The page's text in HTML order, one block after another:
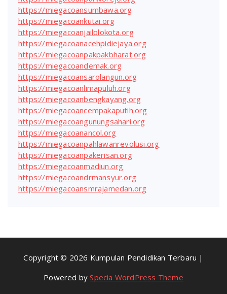
https://miegacoansumbawa.org
https://miegacoankutai.org
https://miegacoanjailolokota.org
https://miegacoanacehpidiejaya.org
https://miegacoanpakpakbharat.org
https://miegacoandemak.org
https://miegacoansarolangun.org
https://miegacoanlimapuluh.org
https://miegacoanbengkayang.org
https://miegacoancempakaputih.org
https://miegacoangunungsahari.org
https://miegacoanancol.org
https://miegacoanpahlawanrevolusi.org
https://miegacoanpakerisan.org
https://miegacoanmadiun.org
https://miegacoandrmansyur.org
https://miegacoansmrajamedan.org
Copyright © 2026 Kumpulan Pendidikan Terbaru |
Powered bySpecia WordPress Theme